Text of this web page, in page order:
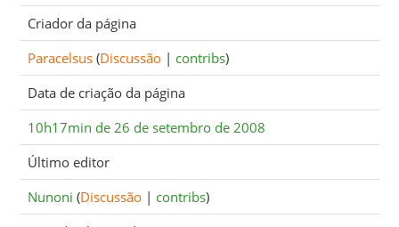
Criador da página
Paracelsus (Discussão| contribs)
Data de criação da página
10h17min de 26 de setembro de 2008
Último editor
Nunoni (Discussão| contribs)